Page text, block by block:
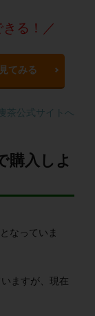
る！／
てみる
茶公式サイトへ
購入しよ
なっていま
ますが、現在